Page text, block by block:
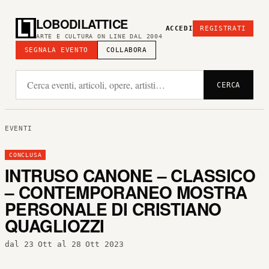
LOBODILATTICE
ARTE E CULTURA ON LINE DAL 2004
SEGNALA EVENTO COLLABORA
ACCEDI REGISTRATI
CERCA
EVENTI
CONCLUSA
INTRUSO CANONE – CLASSICO
– CONTEMPORANEO MOSTRA
PERSONALE DI CRISTIANO
QUAGLIOZZI
dal 23 Ott al 28 Ott 2023